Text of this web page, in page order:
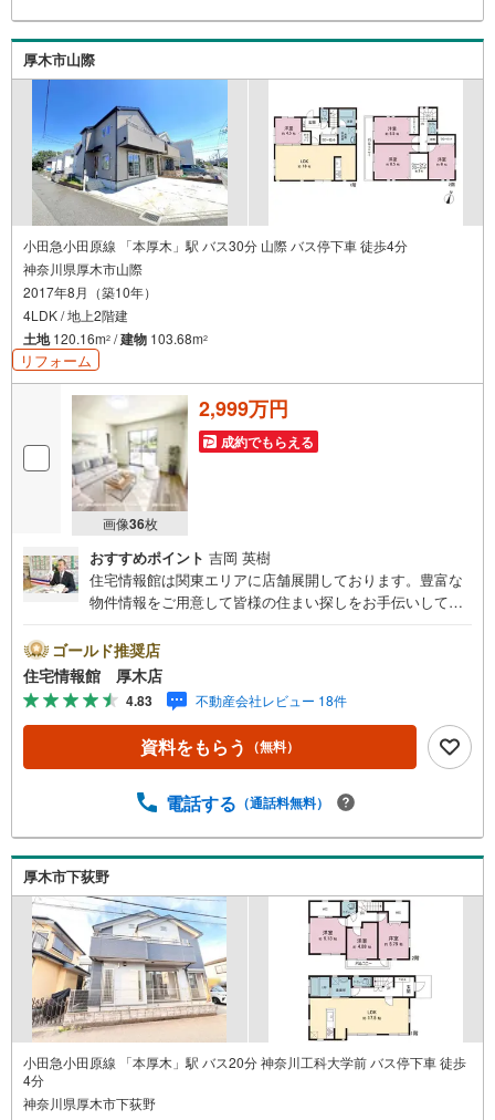
実に努めさせて頂きます。住宅情報館にお越し頂けたら、
物件のご紹介だけではなく、お住まいの疑問、不安、お家
の事ならなんでもご相談いただけます。お客様の要望をお
お客様一人一人に合わせたライフプランのご提案をさせて
いただきます。お気軽にご相談ください。
厚木市山際
小田急小田原線 「本厚木」駅 バス30分 山際 バス停下車 徒歩4分
神奈川県厚木市山際
2017年8月（築10年）
4LDK / 地上2階建
土地120.16m2 /建物 103.68m2
リフォーム
画像36枚
2,999万円
成約でもらえる
おすすめポイント 吉岡 英樹
住宅情報館は関東エリアに店舗展開しております。豊富な
物件情報をご用意して皆様の住まい探しをお手伝いしてお
さい。【営業時間 10:00～19:00 火曜・水曜（祝日の場
合は営業いたします）】「資料請求」「内覧」のお問い合
わせは上記時間内ですとスムーズにご対応が可能です。ス
タッフ一同お客様のお問合せをお待ちしております。【住
宅ローン相談会】開催中無理のない住宅ローンの試算やご
購入の際にかかる諸費用の概算も行っております。しっか
気軽にご相談ください。お客様第一主義をモット-にお引越
実に努めさせて頂きます。住宅情報館にお越し頂けたら、
物件のご紹介だけではなく、お住まいの疑問、不安、お家
の事ならなんでもご相談いただけます。お客様の要望をお
伺いしながら誠心誠意、全力でサポートさせて頂きます。
お客様一人一人に合わせたライフプランのご提案をさせて
いただきます。お気軽にご相談ください。
ゴールド推奨店
住宅情報館 厚木店
4.83 不動産会社レビュー 18件
資料をもらう （無料）
電話する （通話料無料）
厚木市下荻野
小田急小田原線 「本厚木」駅 バス20分 神奈川工科大学前 バス停下車 徒歩
4分
神奈川県厚木市下荻野